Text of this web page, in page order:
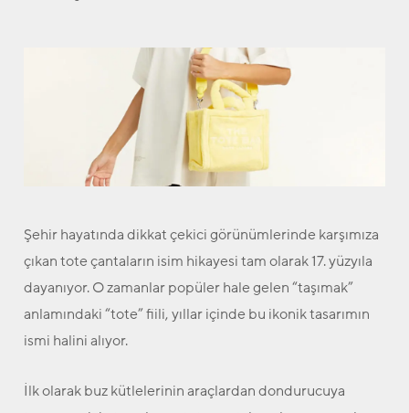
Şehir hayatında dikkat çekici görünümlerinde karşımıza
çıkan tote çantaların isim hikayesi tam olarak 17. yüzyıla
dayanıyor. O zamanlar popüler hale gelen “taşımak”
anlamındaki “tote” fiili, yıllar içinde bu ikonik tasarımın
ismi halini alıyor.
İlk olarak buz kütlelerinin araçlardan dondurucuya